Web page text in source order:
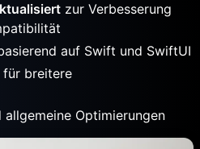
zur Verbesserung
auf Swift und SwiftUI
für breitere
allgemeine Optimierungen